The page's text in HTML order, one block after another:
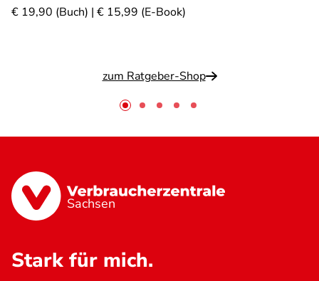
€ 19,90 (Buch) | € 15,99 (E-Book)
zum Ratgeber-Shop
Sachsen
Stark für mich.